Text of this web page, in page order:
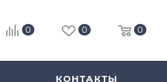
0 0 0
КОНТАКТЫ